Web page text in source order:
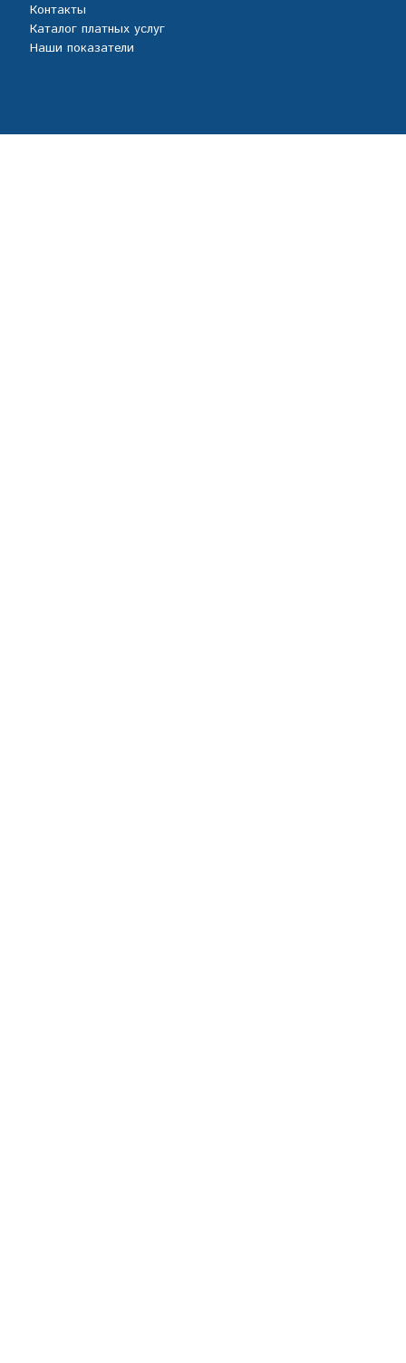
Контакты
Каталог платных услуг
Наши показатели